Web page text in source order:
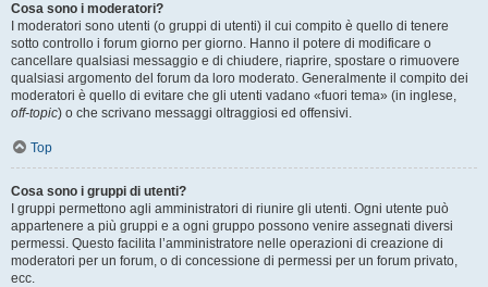
Cosa sono i moderatori?
I moderatori sono utenti (o gruppi di utenti) il cui compito è quello di tenere
sotto controllo i forum giorno per giorno. Hanno il potere di modificare o
cancellare qualsiasi messaggio e di chiudere, riaprire, spostare o rimuovere
qualsiasi argomento del forum da loro moderato. Generalmente il compito dei
moderatori è quello di evitare che gli utenti vadano «fuori tema» (in inglese,
off-topic) o che scrivano messaggi oltraggiosi ed offensivi.
Top
Cosa sono i gruppi di utenti?
I gruppi permettono agli amministratori di riunire gli utenti. Ogni utente può
appartenere a più gruppi e a ogni gruppo possono venire assegnati diversi
permessi. Questo facilita l’amministratore nelle operazioni di creazione di
moderatori per un forum, o di concessione di permessi per un forum privato,
ecc.